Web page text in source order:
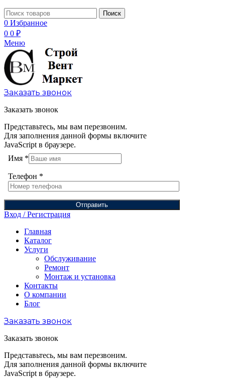
Поиск
0 Избранное
0 0 ₽
Меню
Заказать звонок
Заказать звонок
Представьтесь, мы вам перезвоним.
Для заполнения данной формы включите
JavaScript в браузере.
Имя *
Телефон *
Отправить
Вход / Регистрация
Главная
Каталог
Услуги
Обслуживание
Ремонт
Монтаж и установка
Контакты
О компании
Блог
Заказать звонок
Заказать звонок
Представьтесь, мы вам перезвоним.
Для заполнения данной формы включите
JavaScript в браузере.